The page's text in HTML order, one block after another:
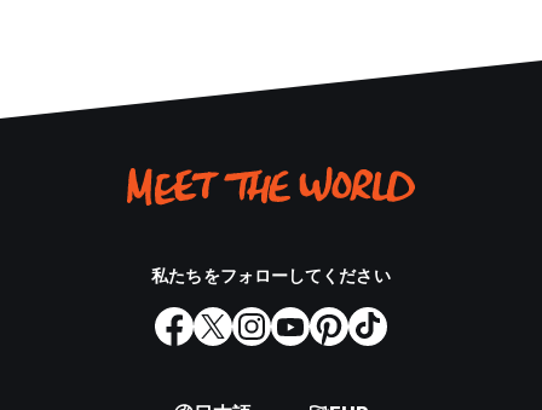
私たちをフォローしてください